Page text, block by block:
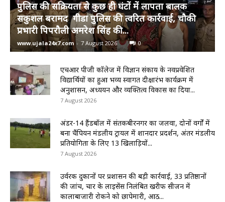
पुलिस की सक्रियता से कुछ ही घंटों में लापता बालक
सकुशल बरामद गीडा पुलिस की त्वरित कार्रवाई, चौकी
प्रभारी पिपरौली अमरेश सिंह की...
www.ujala24x7.com - 7 August 2026 0
एचआर पीजी कॉलेज में विज्ञान संकाय के नवप्रवेशित
विद्यार्थियों का हुआ भव्य स्वागत दीक्षारंभ कार्यक्रम में
अनुशासन, अध्ययन और व्यक्तित्व विकास का दिया...
7 August 2026
अंडर-14 हैंडबॉल में संतकबीरनगर का जलवा, दोनों वर्गों में
बना चैंपियन मंडलीय ट्रायल में शानदार प्रदर्शन, अंतर मंडलीय
प्रतियोगिता के लिए 13 खिलाड़ियों...
7 August 2026
उर्वरक दुकानों पर प्रशासन की बड़ी कार्रवाई, 33 प्रतिष्ठानों
की जांच, चार के लाइसेंस निलंबित खरीफ सीजन में
कालाबाजारी रोकने को छापेमारी, आठ...